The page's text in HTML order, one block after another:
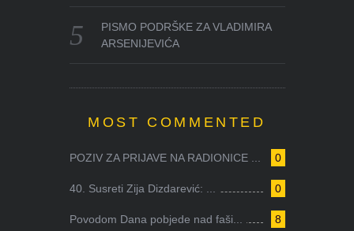
PISMO PODRŠKE ZA VLADIMIRA
ARSENIJEVIĆA
MOST COMMENTED
0
POZIV ZA PRIJAVE NA RADIONICE ...
0
40. Susreti Zija Dizdarević: ...
8
Povodom Dana pobjede nad faši...